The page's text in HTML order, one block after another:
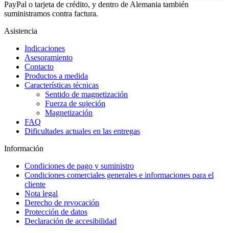
PayPal o tarjeta de crédito, y dentro de Alemania también
suministramos contra factura.
Asistencia
Indicaciones
Asesoramiento
Contacto
Productos a medida
Características técnicas
Sentido de magnetización
Fuerza de sujeción
Magnetización
FAQ
Dificultades actuales en las entregas
Información
Condiciones de pago y suministro
Condiciones comerciales generales e informaciones para el
cliente
Nota legal
Derecho de revocación
Protección de datos
Declaración de accesibilidad